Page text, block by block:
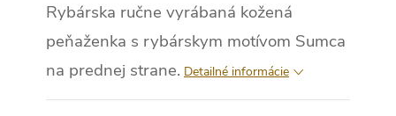
Rybárska ručne vyrábaná kožená
peňaženka s rybárskym motívom Sumca
na prednej strane. Detailné informácie